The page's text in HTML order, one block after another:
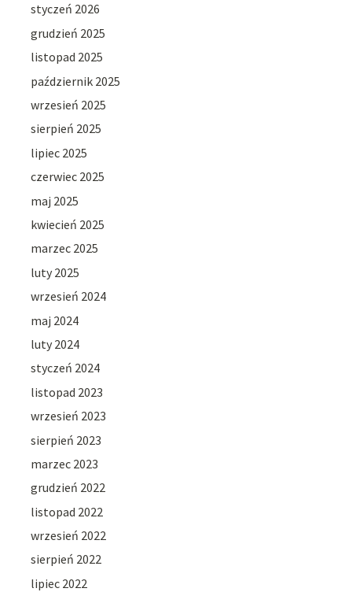
styczeń 2026
grudzień 2025
listopad 2025
październik 2025
wrzesień 2025
sierpień 2025
lipiec 2025
czerwiec 2025
maj 2025
kwiecień 2025
marzec 2025
luty 2025
wrzesień 2024
maj 2024
luty 2024
styczeń 2024
listopad 2023
wrzesień 2023
sierpień 2023
marzec 2023
grudzień 2022
listopad 2022
wrzesień 2022
sierpień 2022
lipiec 2022